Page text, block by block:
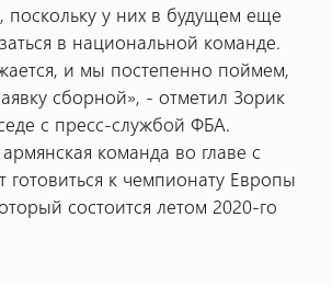
поскольку у них в будущем еще
в национальной команде.
и мы постепенно поймем,
сборной», - отметил Зорик
с пресс-службой ФБА.
команда во главе с
готовиться к чемпионату Европы
состоится летом 2020-го